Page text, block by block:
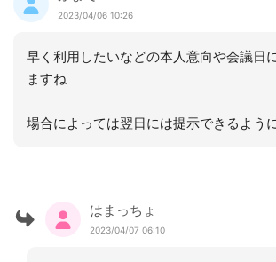
2023/04/06 10:26
早く利用したいなどの本人意向や会議日
ますね
場合によっては翌日には提示できるよう
はまっちょ
2023/04/07 06:10